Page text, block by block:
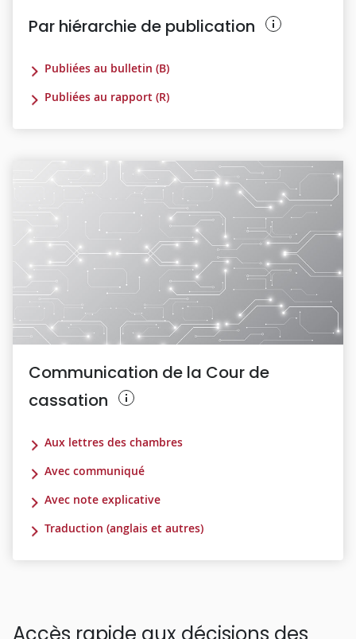
Par hiérarchie de publication
Publiées au bulletin (B)
Publiées au rapport (R)
Communication de la Cour de
cassation
Aux lettres des chambres
Avec communiqué
Avec note explicative
Traduction (anglais et autres)
Accès rapide aux décisions des